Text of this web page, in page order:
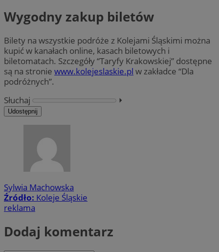
Wygodny zakup biletów
Bilety na wszystkie podróże z Kolejami Śląskimi można
kupić w kanałach online, kasach biletowych i
biletomatach. Szczegóły “Taryfy Krakowskiej” dostępne
są na stronie www.kolejeslaskie.pl w zakładce “Dla
podróżnych”.
Słuchaj
⏵︎
Udostępnij
Sylwia Machowska
Źródło: Koleje Śląskie
reklama
Dodaj komentarz